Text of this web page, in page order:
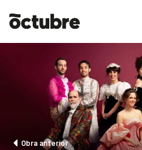
Obra anterior